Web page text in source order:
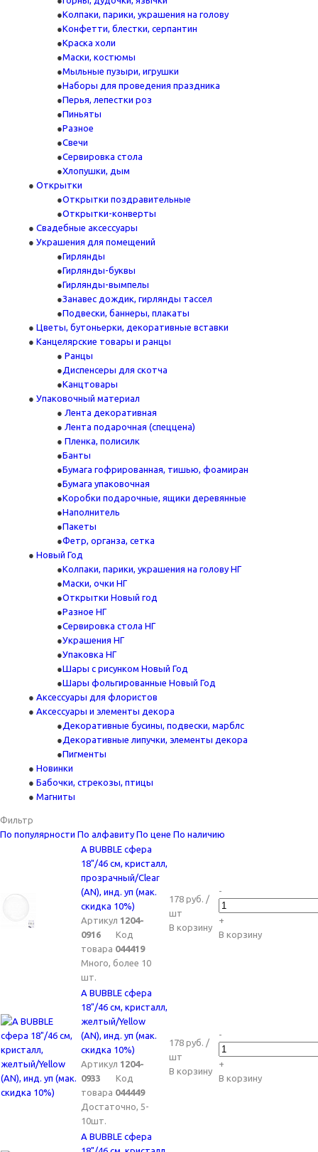
Колпаки, парики, украшения на голову
Конфетти, блестки, серпантин
Краска холи
Маски, костюмы
Мыльные пузыри, игрушки
Наборы для проведения праздника
Перья, лепестки роз
Пиньяты
Разное
Свечи
Сервировка стола
Хлопушки, дым
Открытки
Открытки поздравительные
Открытки-конверты
Свадебные аксессуары
Украшения для помещений
Гирлянды
Гирлянды-буквы
Гирлянды-вымпелы
Занавес дождик, гирлянды тассел
Подвески, баннеры, плакаты
Цветы, бутоньерки, декоративные вставки
Канцелярские товары и ранцы
Ранцы
Диспенсеры для скотча
Канцтовары
Упаковочный материал
Лента декоративная
Лента подарочная (спеццена)
Пленка, полисилк
Банты
Бумага гофрированная, тишью, фоамиран
Бумага упаковочная
Коробки подарочные, ящики деревянные
Наполнитель
Пакеты
Фетр, органза, сетка
Новый Год
Колпаки, парики, украшения на голову НГ
Маски, очки НГ
Открытки Новый год
Разное НГ
Сервировка стола НГ
Украшения НГ
Упаковка НГ
Шары с рисунком Новый Год
Шары фольгированные Новый Год
Аксессуары для флористов
Аксессуары и элементы декора
Декоративные бусины, подвески, марблс
Декоративные липучки, элементы декора
Пигменты
Новинки
Бабочки, стрекозы, птицы
Магниты
Фильтр
По популярности По алфавиту По цене По наличию
A BUBBLE сфера
18"/46 см, кристалл,
прозрачный/Clear
(AN), инд. уп (мак.
скидка 10%)
Артикул 1204-
0916 Код
товара 044419
Много, более 10
шт.
178 руб. /
шт
В корзину
-
+
В корзину
A BUBBLE сфера
18"/46 см, кристалл,
желтый/Yellow
(AN), инд. уп (мак.
скидка 10%)
Артикул 1204-
0933 Код
товара 044449
Достаточно, 5-
10шт.
178 руб. /
шт
В корзину
-
+
В корзину
A BUBBLE сфера